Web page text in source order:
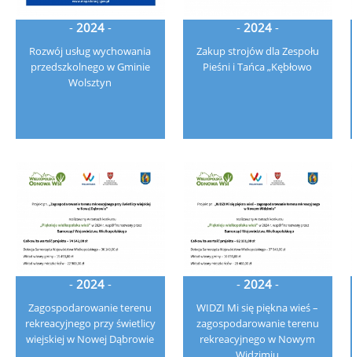
- 2024 -
Rozwój usług wychowania
przedszkolnego w Gminie
Wolsztyn
- 2024 -
Zakup strojów dla Zespołu
Pieśni i Tańca „Kębłowo
- 2024 -
Zagospodarowanie terenu
rekreacyjnego przy świetlicy
wiejskiej w Nowej Dąbrowie
- 2024 -
WIDZI Mi się piękna wieś –
zagospodarowanie terenu
rekreacyjnego w Nowym